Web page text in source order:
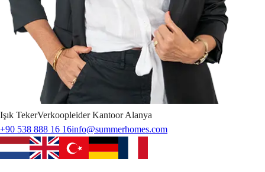
Işık TekerVerkoopleider Kantoor Alanya
+90 538 888 16 16info@summerhomes.com